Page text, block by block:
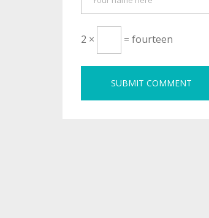
2 × = fourteen